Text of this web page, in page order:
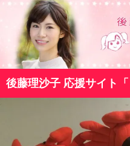
ツ
へ後藤理沙子 応援サイト「
索